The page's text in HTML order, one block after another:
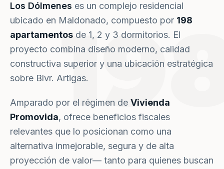
Los Dólmenes es un complejo residencial
ubicado en Maldonado, compuesto por 198
apartamentos de 1, 2 y 3 dormitorios. El
proyecto combina diseño moderno, calidad
constructiva superior y una ubicación estratégica
sobre Blvr. Artigas.
Amparado por el régimen de Vivienda
Promovida, ofrece beneficios fiscales
relevantes que lo posicionan como una
alternativa inmejorable, segura y de alta
proyección de valor— tanto para quienes buscan